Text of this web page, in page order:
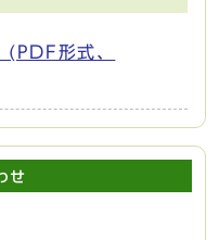
形式、
せ